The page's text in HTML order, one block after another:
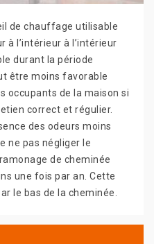
de chauffage utilisable
à l’intérieur à l’intérieur
durant la période
être moins favorable
occupants de la maison si
correct et régulier.
des odeurs moins
ne pas négliger le
de cheminée
une fois par an. Cette
le bas de la cheminée.